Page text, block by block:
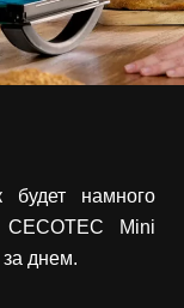
будет намного
CECOTEC Mini
днем.